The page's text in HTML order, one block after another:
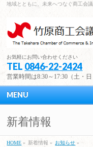
地域とともに、未来へつなぐ商工会
お気軽にお問い合わせください
TEL 0846-22-2424
営業時間は8:30～17:30（土・
MENU
新着情報
HOME » 新着情報 » お知らせ »